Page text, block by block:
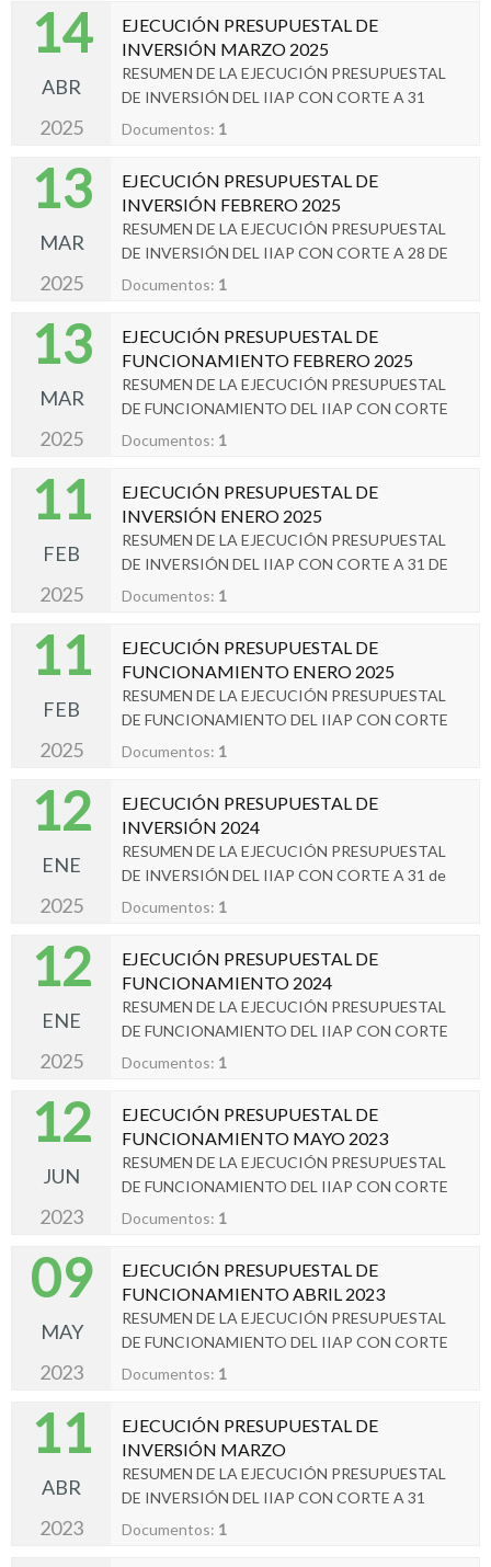
14
ABR
2025
EJECUCIÓN PRESUPUESTAL DE
INVERSIÓN MARZO 2025
RESUMEN DE LA EJECUCIÓN PRESUPUESTAL
DE INVERSIÓN DEL IIAP CON CORTE A 31
MARZO 2025.
Documentos: 1
13
MAR
2025
EJECUCIÓN PRESUPUESTAL DE
INVERSIÓN FEBRERO 2025
RESUMEN DE LA EJECUCIÓN PRESUPUESTAL
DE INVERSIÓN DEL IIAP CON CORTE A 28 DE
FEBRERO 2025.
Documentos: 1
13
MAR
2025
EJECUCIÓN PRESUPUESTAL DE
FUNCIONAMIENTO FEBRERO 2025
RESUMEN DE LA EJECUCIÓN PRESUPUESTAL
DE FUNCIONAMIENTO DEL IIAP CON CORTE
A 28 DE FEBRERO 2025.
Documentos: 1
11
FEB
2025
EJECUCIÓN PRESUPUESTAL DE
INVERSIÓN ENERO 2025
RESUMEN DE LA EJECUCIÓN PRESUPUESTAL
DE INVERSIÓN DEL IIAP CON CORTE A 31 DE
ENERO 2025.
Documentos: 1
11
FEB
2025
EJECUCIÓN PRESUPUESTAL DE
FUNCIONAMIENTO ENERO 2025
RESUMEN DE LA EJECUCIÓN PRESUPUESTAL
DE FUNCIONAMIENTO DEL IIAP CON CORTE
A 31 DE ENERO 2025.
Documentos: 1
12
ENE
2025
EJECUCIÓN PRESUPUESTAL DE
INVERSIÓN 2024
RESUMEN DE LA EJECUCIÓN PRESUPUESTAL
DE INVERSIÓN DEL IIAP CON CORTE A 31 de
DICIEMBRE 2024
Documentos: 1
12
ENE
2025
EJECUCIÓN PRESUPUESTAL DE
FUNCIONAMIENTO 2024
RESUMEN DE LA EJECUCIÓN PRESUPUESTAL
DE FUNCIONAMIENTO DEL IIAP CON CORTE
A 31 DE DICIEMBRE 2024
Documentos: 1
12
JUN
2023
EJECUCIÓN PRESUPUESTAL DE
FUNCIONAMIENTO MAYO 2023
RESUMEN DE LA EJECUCIÓN PRESUPUESTAL
DE FUNCIONAMIENTO DEL IIAP CON CORTE
A 31 DE MAYO 2023
Documentos: 1
09
MAY
2023
EJECUCIÓN PRESUPUESTAL DE
FUNCIONAMIENTO ABRIL 2023
RESUMEN DE LA EJECUCIÓN PRESUPUESTAL
DE FUNCIONAMIENTO DEL IIAP CON CORTE
A 30 DE ABRIL DE 2023
Documentos: 1
11
ABR
2023
EJECUCIÓN PRESUPUESTAL DE
INVERSIÓN MARZO
RESUMEN DE LA EJECUCIÓN PRESUPUESTAL
DE INVERSIÓN DEL IIAP CON CORTE A 31
MARZO 2023
Documentos: 1